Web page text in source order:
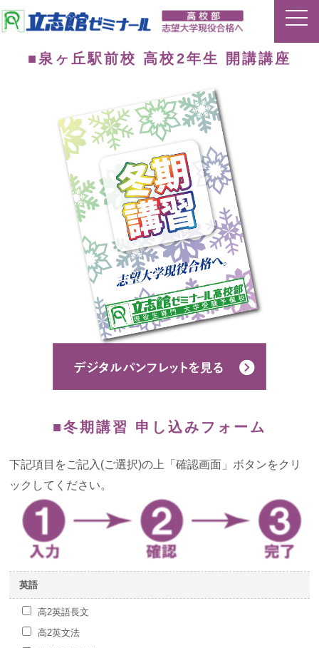
ホーム
夏期講習
平常授業
イベント
合格実績
講師ブログ
よくあるご質問
■泉ヶ丘駅前校 高校2年生 開講講座
■冬期講習 申し込みフォーム
下記項目をご記入(ご選択)の上「確認画面」ボタンをクリ
ックしてください。
英語
高2英語長文
高2英文法